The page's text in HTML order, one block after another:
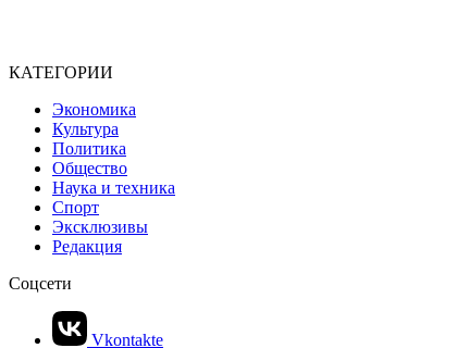
КАТЕГОРИИ
Экономика
Культура
Политика
Общество
Наука и техника
Спорт
Эксклюзивы
Редакция
Соцсети
Vkontakte